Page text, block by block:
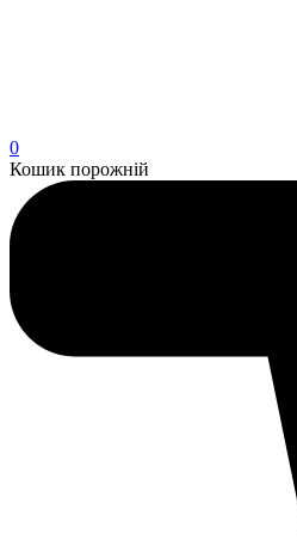
0
Кошик порожній